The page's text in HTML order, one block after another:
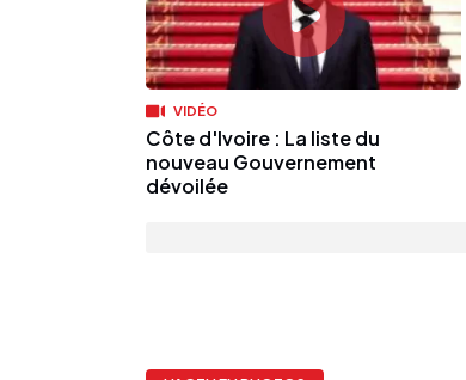
VIDÉO
Côte d'Ivoire : La liste du
nouveau Gouvernement
dévoilée